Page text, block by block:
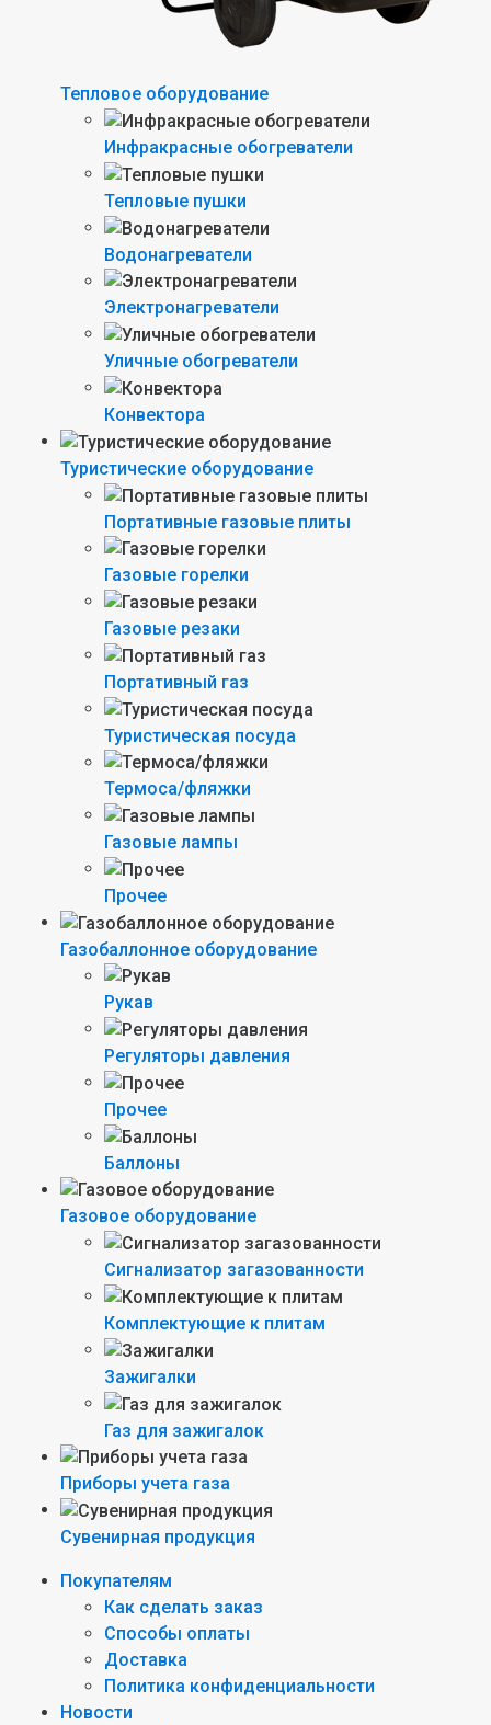
Тепловое оборудование
Инфракрасные обогреватели
Тепловые пушки
Водонагреватели
Электронагреватели
Уличные обогреватели
Конвектора
Туристические оборудование
Портативные газовые плиты
Газовые горелки
Газовые резаки
Портативный газ
Туристическая посуда
Термоса/фляжки
Газовые лампы
Прочее
Газобаллонное оборудование
Рукав
Регуляторы давления
Прочее
Баллоны
Газовое оборудование
Сигнализатор загазованности
Комплектующие к плитам
Зажигалки
Газ для зажигалок
Приборы учета газа
Сувенирная продукция
Покупателям
Как сделать заказ
Способы оплаты
Доставка
Политика конфиденциальности
Новости